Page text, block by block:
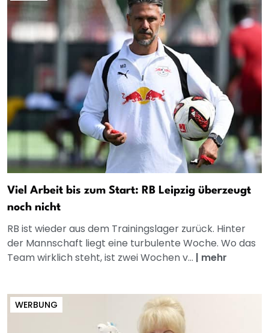
Viel Arbeit bis zum Start: RB Leipzig überzeugt
noch nicht
RB ist wieder aus dem Trainingslager zurück. Hinter
der Mannschaft liegt eine turbulente Woche. Wo das
Team wirklich steht, ist zwei Wochen v... | mehr
WERBUNG